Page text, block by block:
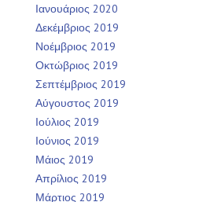
Ιανουάριος 2020
Δεκέμβριος 2019
Νοέμβριος 2019
Οκτώβριος 2019
Σεπτέμβριος 2019
Αύγουστος 2019
Ιούλιος 2019
Ιούνιος 2019
Μάιος 2019
Απρίλιος 2019
Μάρτιος 2019